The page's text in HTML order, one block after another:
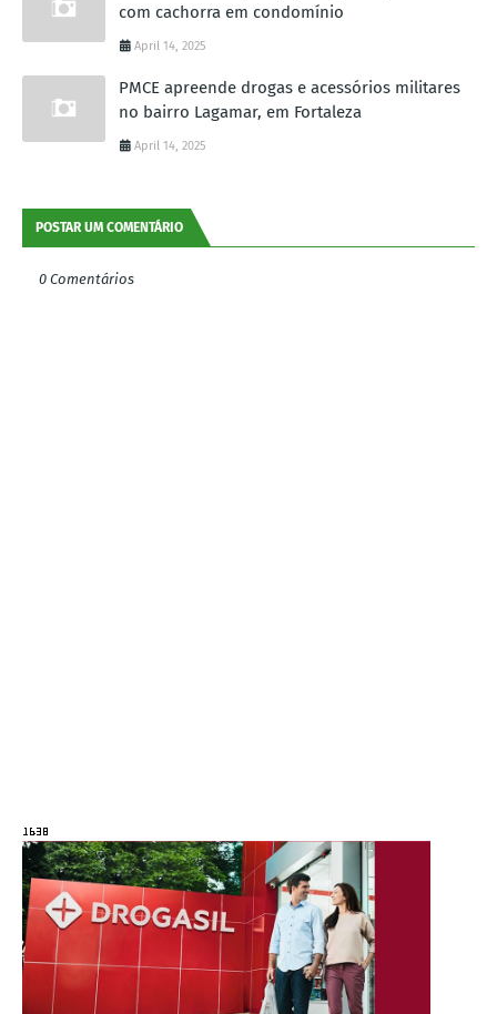
com cachorra em condomínio
April 14, 2025
PMCE apreende drogas e acessórios militares
no bairro Lagamar, em Fortaleza
April 14, 2025
POSTAR UM COMENTÁRIO
0 Comentários